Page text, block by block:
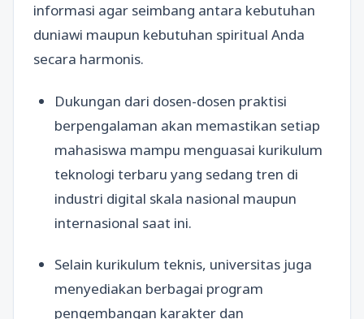
informasi agar seimbang antara kebutuhan
duniawi maupun kebutuhan spiritual Anda
secara harmonis.
Dukungan dari dosen-dosen praktisi
berpengalaman akan memastikan setiap
mahasiswa mampu menguasai kurikulum
teknologi terbaru yang sedang tren di
industri digital skala nasional maupun
internasional saat ini.
Selain kurikulum teknis, universitas juga
menyediakan berbagai program
pengembangan karakter dan